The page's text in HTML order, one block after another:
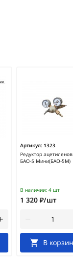
Артикул: 1323
Редуктор
БАО-5 Мини(БАО-5М)
В наличии: 4 шт
1 320 ₽/шт
В